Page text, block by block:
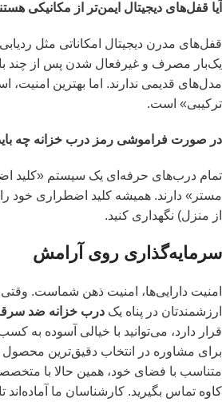
آیا قفل‌های دیجیتال ایمن‌تر از مکانیکی
قفل‌های مدرن دیجیتال امکاناتی مثل
یک‌بار مصرف و غیرفعال شدن پس از چند بار
مدل‌های قدیمی ندارند. اما بهترین امنیت،
ترکیبی» است.
در صورت فراموشی رمز درب خزانه چه
تمام درب‌های حرفه‌ای یک سیستم «کلید
مستر» دارند. همیشه کلید اضطراری خود
از منزل) نگهداری کنید.
سرمایه‌گذاری روی آرامش
امنیت دارایی‌ها، امنیت ذهن شماست.
ارزشمندتان در پناه یک درب خزانه ضد
قرار دارد، می‌توانید با خیالی آسوده به
برای مشاوره در انتخاب دقیق‌ترین
متناسب با فضای خود، همین حالا با
کاوه تماس بگیرید. کارشناسان ما